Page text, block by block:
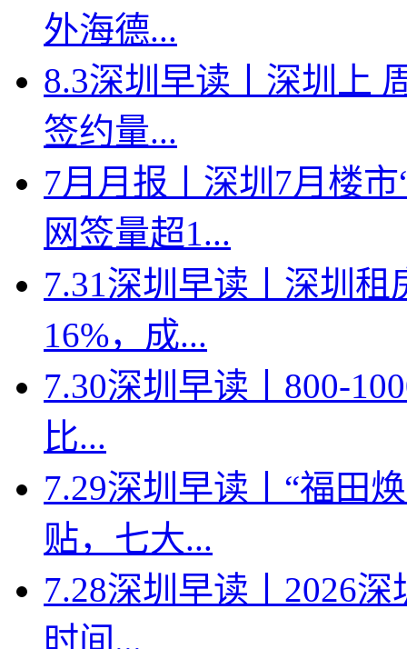
外海德...
8.3深圳早读丨深圳上
签约量...
7月月报丨深圳7月楼
网签量超1...
7.31深圳早读丨深圳
16%，成...
7.30深圳早读丨800-
比...
7.29深圳早读丨“福田
贴，七大...
7.28深圳早读丨2026
时间...